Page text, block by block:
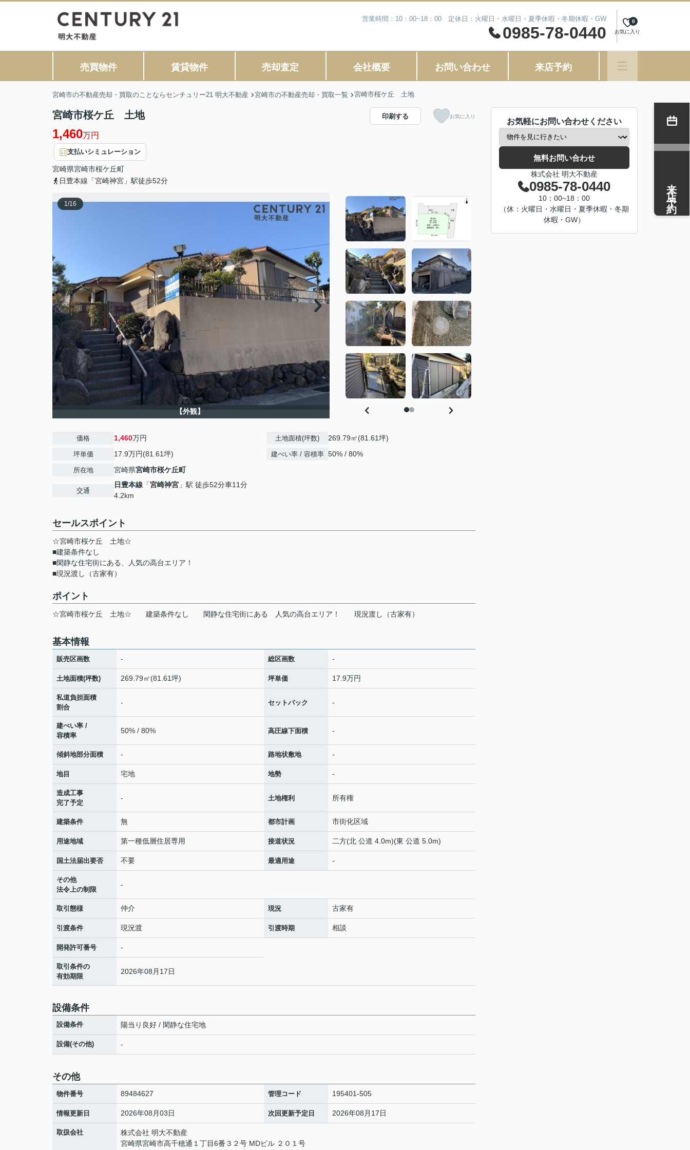
営業時間：10：00~18：00 定休日：火曜日・水曜日・夏季休暇・冬期休暇・GW
0985-78-0440 お気に入り
0
売買物件 賃貸物件 売却査定 会社概要 お問い合わせ 来店予約
宮崎市の不動産売却・買取のことならセンチュリー21 明大不動産 宮崎市の不動産売却・買取一覧 宮崎市桜ケ丘 土地
宮崎市桜ケ丘 土地
1,460万円
支払いシミュレーション
宮崎県宮崎市桜ケ丘町
日豊本線「宮崎神宮」駅徒歩52分
印刷する お気に入り
1/16
【外観】
価格 1,460万円
坪単価 17.9万円(81.61坪)
所在地 宮崎県宮崎市桜ケ丘町
交通
日豊本線 「宮崎神宮 」駅 徒歩52分車11分
4.2km
土地面積(坪数) 269.79㎡(81.61坪)
建ぺい率 / 容積率 50% / 80%
セールスポイント
☆宮崎市桜ケ丘 土地☆
■建築条件なし
■閑静な住宅街にある、人気の高台エリア！
■現況渡し（古家有）
ポイント
☆宮崎市桜ケ丘 土地☆ 建築条件なし 閑静な住宅街にある 人気の高台エリア！ 現況渡し（古家有）
基本情報
販売区画数 - 総区画数 -
土地面積(坪数) 269.79㎡(81.61坪) 坪単価 17.9万円
私道負担面積
割合
- セットバック -
建ぺい率 /
容積率
50% / 80% 高圧線下面積 -
傾斜地部分面積 - 路地状敷地 -
地目 宅地 地勢 -
造成工事
完了予定
- 土地権利 所有権
建築条件 無 都市計画 市街化区域
用途地域 第一種低層住居専用 接道状況 二方(北 公道 4.0m)(東 公道 5.0m)
国土法届出要否 不要 最適用途 -
その他
法令上の制限
-
取引態様 仲介 現況 古家有
引渡条件 現況渡 引渡時期 相談
開発許可番号 -
取引条件の
有効期限
2026年08月17日
設備条件
設備条件 陽当り良好 / 閑静な住宅地
設備(その他) -
その他
物件番号 89484627 管理コード 195401-505
情報更新日 2026年08月03日 次回更新予定日 2026年08月17日
取扱会社
株式会社 明大不動産
宮崎県宮崎市高千穂通１丁目6番３２号 MDビル ２０１号
お気軽にお問い合わせください
無料お問い合わせ
株式会社 明大不動産
0985-78-0440
10：00~18：00
（休：火曜日・水曜日・夏季休暇・冬期
休暇・GW）
来店予約